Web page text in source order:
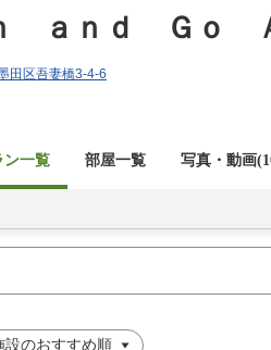
ａｎｄ Ｇｏ Ａ
田区吾妻橋3-4-6
ン一覧 部屋一覧 写真・動画